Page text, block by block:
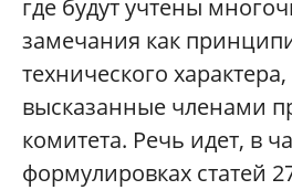
где будут учтены
замечания как
технического
высказанные членами
комитета. Речь идет, в
формулировках статей